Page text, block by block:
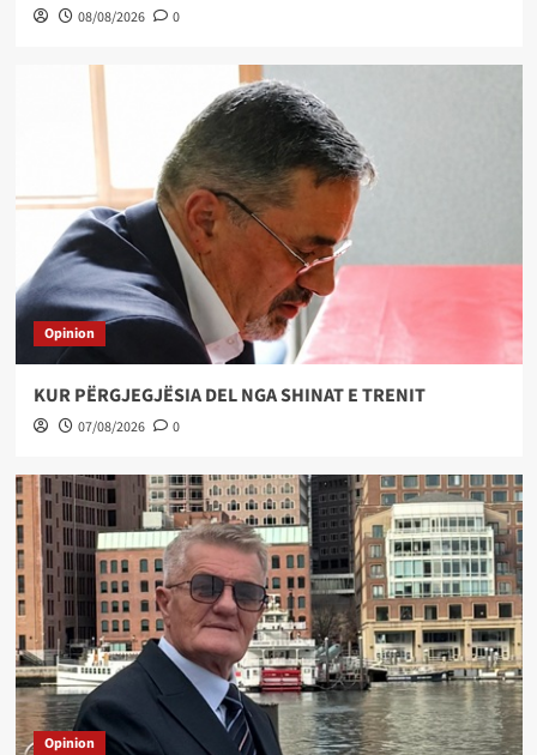
08/08/2026 0
Opinion
KUR PËRGJEGJËSIA DEL NGA SHINAT E TRENIT
07/08/2026 0
Opinion